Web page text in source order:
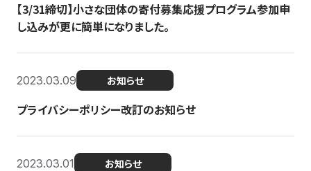
【3/31締切】小さな団体の寄付募集応援プログラム参加申
し込みが更に簡単になりました。
2023.03.09 お知らせ
プライバシーポリシー改訂のお知らせ
2023.03.01 お知らせ